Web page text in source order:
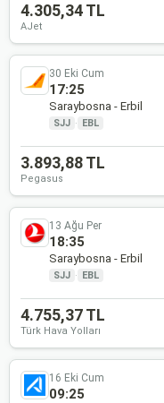
4.305,34 TL
AJet
30 Eki Cum
17:25
Saraybosna - Erbil
SJJ · EBL
3.893,88 TL
Pegasus
13 Ağu Per
18:35
Saraybosna - Erbil
SJJ · EBL
4.755,37 TL
Türk Hava Yolları
16 Eki Cum
09:25